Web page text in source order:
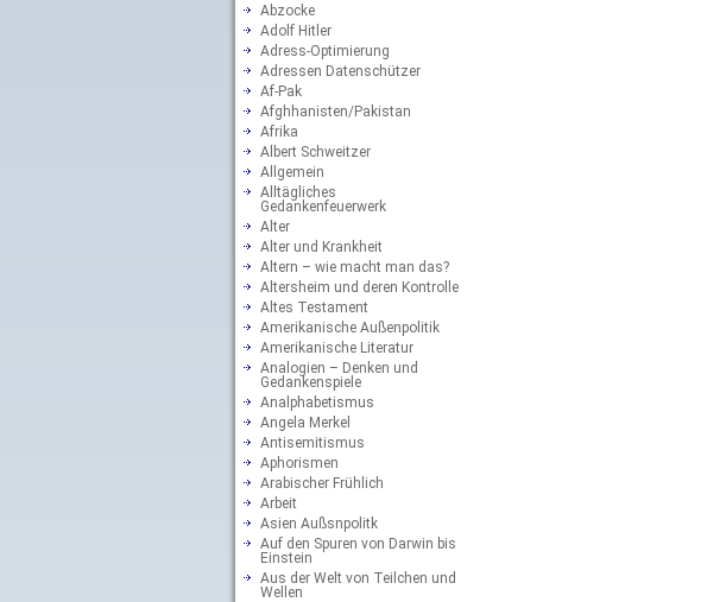
Abzocke
Adolf Hitler
Adress-Optimierung
Adressen Datenschützer
Af-Pak
Afghhanisten/Pakistan
Afrika
Albert Schweitzer
Allgemein
Alltägliches
Gedankenfeuerwerk
Alter
Alter und Krankheit
Altern – wie macht man das?
Altersheim und deren Kontrolle
Altes Testament
Amerikanische Außenpolitik
Amerikanische Literatur
Analogien – Denken und
Gedankenspiele
Analphabetismus
Angela Merkel
Antisemitismus
Aphorismen
Arabischer Frühlich
Arbeit
Asien Außsnpolitk
Auf den Spuren von Darwin bis
Einstein
Aus der Welt von Teilchen und
Wellen